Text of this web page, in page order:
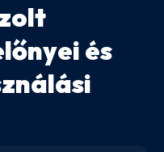
és